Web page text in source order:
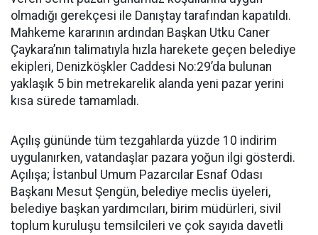
olmadığı gerekçesi ile Danıştay tarafından kapatıldı.
Mahkeme kararının ardından Başkan Utku Caner
Çaykara’nın talimatıyla hızla harekete geçen belediye
ekipleri, Denizköşkler Caddesi No:29’da bulunan
yaklaşık 5 bin metrekarelik alanda yeni pazar yerini
kısa sürede tamamladı.
Açılış gününde tüm tezgahlarda yüzde 10 indirim
uygulanırken, vatandaşlar pazara yoğun ilgi gösterdi.
Açılışa; İstanbul Umum Pazarcılar Esnaf Odası
Başkanı Mesut Şengün, belediye meclis üyeleri,
belediye başkan yardımcıları, birim müdürleri, sivil
toplum kuruluşu temsilcileri ve çok sayıda davetli